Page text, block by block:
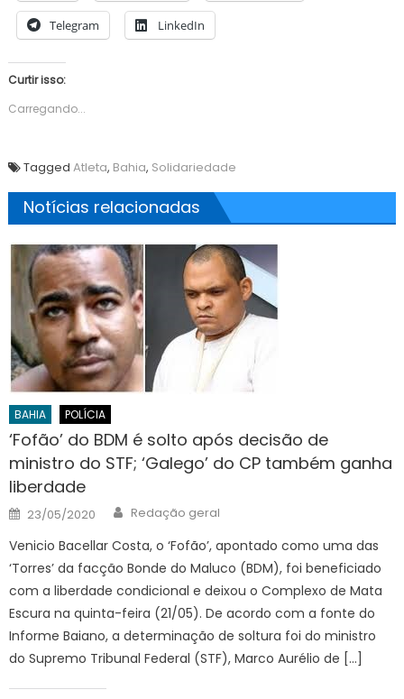
Telegram LinkedIn
Curtir isso:
Carregando...
Tagged Atleta, Bahia, Solidariedade
Notícias relacionadas
BAHIA POLÍCIA
‘Fofão’ do BDM é solto após decisão de
ministro do STF; ‘Galego’ do CP também ganha
liberdade
Posted
on
23/05/2020 Author
Redação geral
Venicio Bacellar Costa, o ‘Fofão’, apontado como uma das
‘Torres’ da facção Bonde do Maluco (BDM), foi beneficiado
com a liberdade condicional e deixou o Complexo de Mata
Escura na quinta-feira (21/05). De acordo com a fonte do
Informe Baiano, a determinação de soltura foi do ministro
do Supremo Tribunal Federal (STF), Marco Aurélio de […]